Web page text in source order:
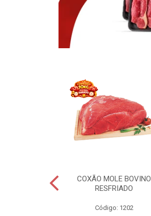
COXÃO MOLE BOVINO
RESFRIADO
Código: 1202